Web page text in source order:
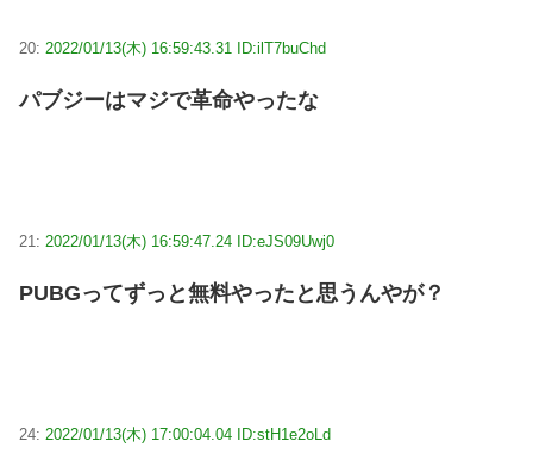
20: 2022/01/13(木) 16:59:43.31 ID:ilT7buChd
パブジーはマジで革命やったな
21: 2022/01/13(木) 16:59:47.24 ID:eJS09Uwj0
PUBGってずっと無料やったと思うんやが？
24: 2022/01/13(木) 17:00:04.04 ID:stH1e2oLd